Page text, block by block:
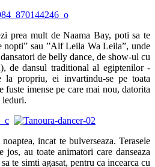
prea mult de Naama Bay, poti sa te
nopti” sau ”Alf Leila Wa Leila”, unde
de belly dance, de show-ul cu
de dansul traditional al egiptenilor -
la propriu, ei invartindu-se pe toata
fuste imense pe care mai nou, datorita
leduri.
incat te bulverseaza. Terasele
jos, au toate animatori care danseaza
te simti agasat, pentru ca incearca cu